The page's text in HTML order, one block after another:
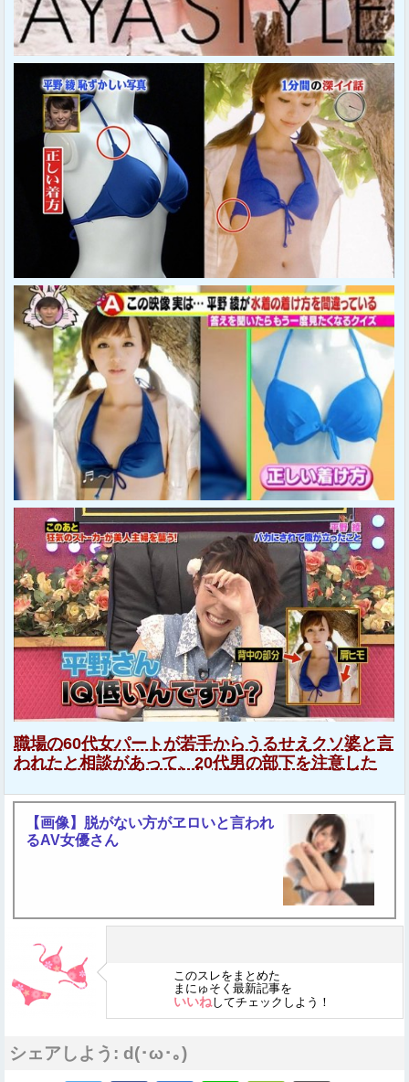
職場の60代女パートが若手からうるせえクソ婆と言
われたと相談があって、20代男の部下を注意した
【画像】脱がない方がヱロいと言われ
るAV女優さん
このスレをまとめた
まにゅそく最新記事を
いいねしてチェックしよう！
シェアしよう: d(･ω･｡)